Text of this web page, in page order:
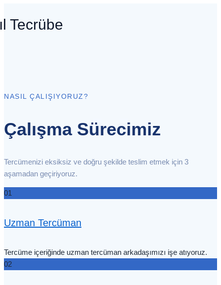
Tecrübe
NASIL ÇALIŞIYORUZ?
Çalışma Sürecimiz
Tercümenizi eksiksiz ve doğru şekilde teslim etmek için 3
aşamadan geçiriyoruz.
01
Uzman Tercüman
Tercüme içeriğinde uzman tercüman arkadaşımızı işe atıyoruz.
02